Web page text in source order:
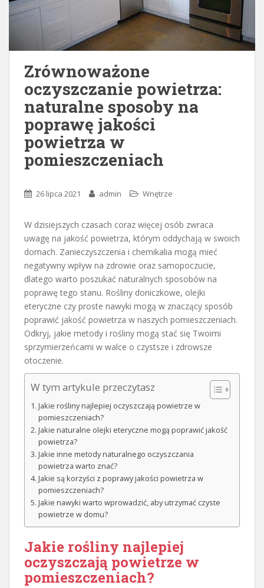
Zrównoważone
oczyszczanie powietrza:
naturalne sposoby na
poprawę jakości
powietrza w
pomieszczeniach
26 lipca 2021 admin Wnętrze
W dzisiejszych czasach coraz więcej osób zwraca
uwagę na jakość powietrza, którym oddychają w swoich
domach. Zanieczyszczenia i chemikalia mogą mieć
negatywny wpływ na zdrowie oraz samopoczucie,
dlatego warto poszukać naturalnych sposobów na
poprawę tego stanu. Rośliny doniczkowe, olejki
eteryczne czy proste nawyki mogą w znaczący sposób
poprawić jakość powietrza w naszych pomieszczeniach.
Odkryj, jakie metody i rośliny mogą stać się Twoimi
sprzymierzeńcami w walce o czystsze i zdrowsze
otoczenie.
W tym artykule przeczytasz
Jakie rośliny najlepiej oczyszczają powietrze w
pomieszczeniach?
Jakie naturalne olejki eteryczne mogą poprawić jakość
powietrza?
Jakie inne metody naturalnego oczyszczania
powietrza warto znać?
Jakie są korzyści z poprawy jakości powietrza w
pomieszczeniach?
Jakie nawyki warto wprowadzić, aby utrzymać czyste
powietrze w domu?
Jakie rośliny najlepiej
oczyszczają powietrze w
pomieszczeniach?